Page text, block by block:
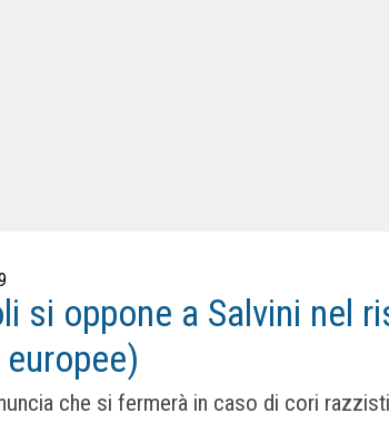
si oppone a Salvini nel
che si fermerà in caso di cori